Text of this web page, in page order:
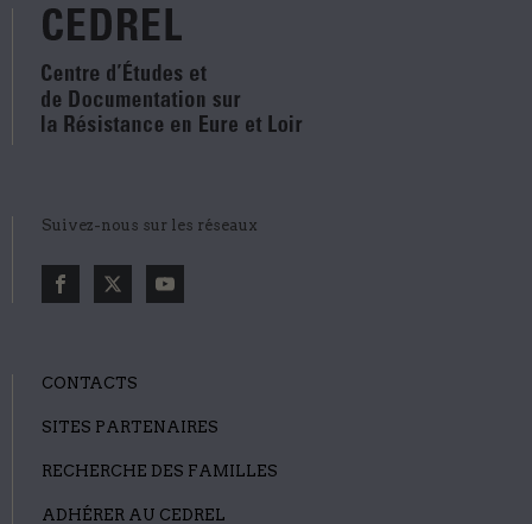
Suivez-nous sur les réseaux
CONTACTS
SITES PARTENAIRES
RECHERCHE DES FAMILLES
ADHÉRER AU CEDREL